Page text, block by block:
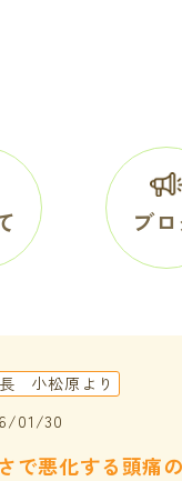
ブ
小松原より
01/30
で悪化する頭痛